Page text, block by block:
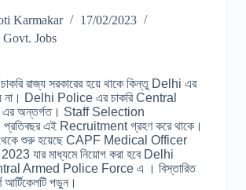
Karmakar
17/02/2023
Govt. Jobs
চাকরি রাজ্য সরকারের হয়ে থাকে কিন্তু Delhi এর
না। Delhi Police এর চাকরি Central
অন্তর্গত। Staff Selection
এই Recruitment গ্রহণ করে থাকে।
শুরু হয়েছে CAPF Medical Officer
যার মাধ্যমে নিয়োগ করা হবে Delhi
Armed Police Force এ । বিস্তারিত
আর্টিকেলটি পড়ুন।